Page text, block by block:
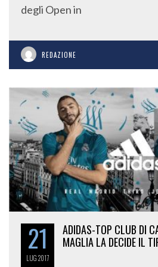
degli Open in
REDAZIONE
21
LUG2017
ADIDAS-TOP CLUB DI
MAGLIA LA DECIDE IL